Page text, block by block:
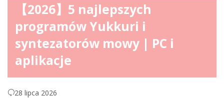
【2026】5 najlepszych
programów Yukkuri i
syntezatorów mowy | PC i
aplikacje
28 lipca 2026